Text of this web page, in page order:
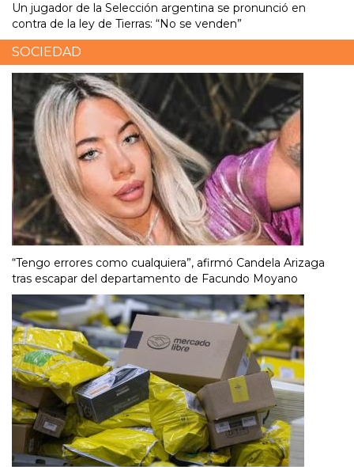
Un jugador de la Selección argentina se pronunció en
contra de la ley de Tierras: “No se venden”
SOCIEDAD
“Tengo errores como cualquiera”, afirmó Candela Arizaga
tras escapar del departamento de Facundo Moyano